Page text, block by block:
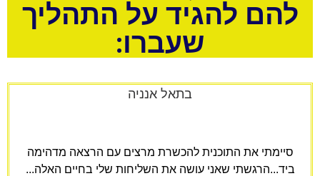
להם להגיד על התהליך
שעברו:
בתאל אנניה
סיימתי את התוכנית להכשרת מרצים עם הרצאה מדהימה
ביד...הרגשתי שאני עושה את השליחות שלי בחיים האלה...